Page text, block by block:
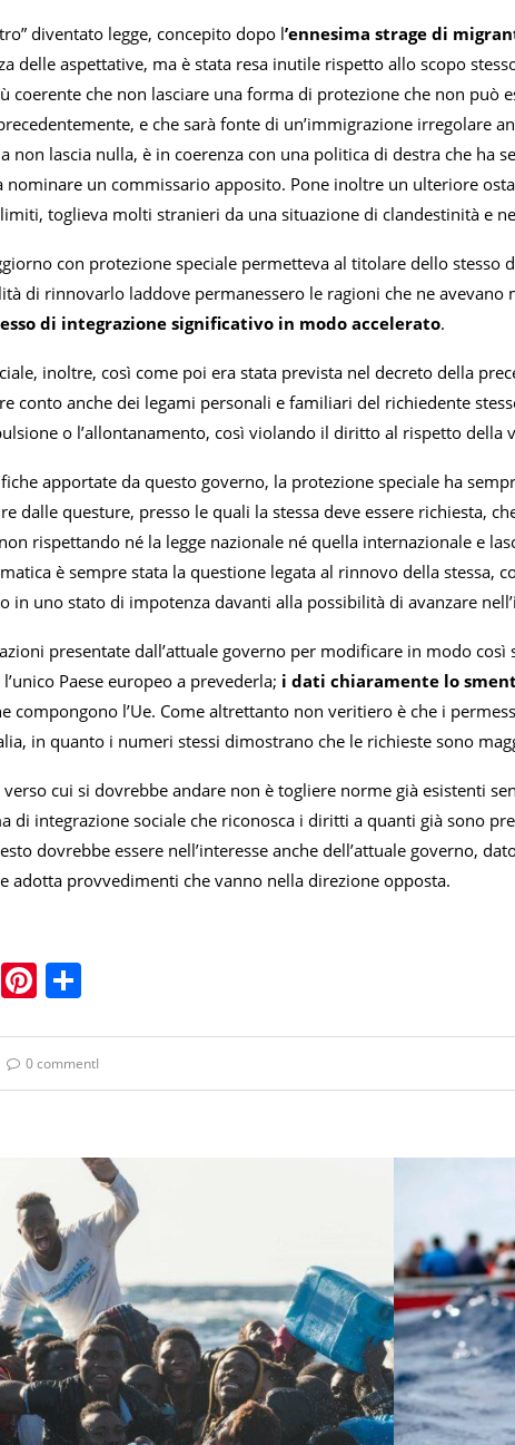
diventato legge, concepito dopo l’ennesima strage di
delle aspettative, ma è stata resa inutile rispetto allo scopo
coerente che non lasciare una forma di protezione che non può
e che sarà fonte di un’immigrazione irregolare
non lascia nulla, è in coerenza con una politica di destra che ha
nominare un commissario apposito. Pone inoltre un ulteriore
toglieva molti stranieri da una situazione di clandestinità e
con protezione speciale permetteva al titolare dello
di rinnovarlo laddove permanessero le ragioni che ne avevano
di integrazione significativo in modo accelerato.
inoltre, così come poi era stata prevista nel decreto della
conto anche dei legami personali e familiari del richiedente
o l’allontanamento, così violando il diritto al rispetto della
apportate da questo governo, la protezione speciale ha
dalle questure, presso le quali la stessa deve essere richiesta,
rispettando né la legge nazionale né quella internazionale e
è sempre stata la questione legata al rinnovo della stessa,
in uno stato di impotenza davanti alla possibilità di avanzare
presentate dall’attuale governo per modificare in modo
Paese europeo a prevederla; i dati chiaramente lo
compongono l’Ue. Come altrettanto non veritiero è che i
in quanto i numeri stessi dimostrano che le richieste sono
verso cui si dovrebbe andare non è togliere norme già esistenti
di integrazione sociale che riconosca i diritti a quanti già sono
dovrebbe essere nell’interesse anche dell’attuale governo,
adotta provvedimenti che vanno nella direzione opposta.
EmailPinterest
0 commentI